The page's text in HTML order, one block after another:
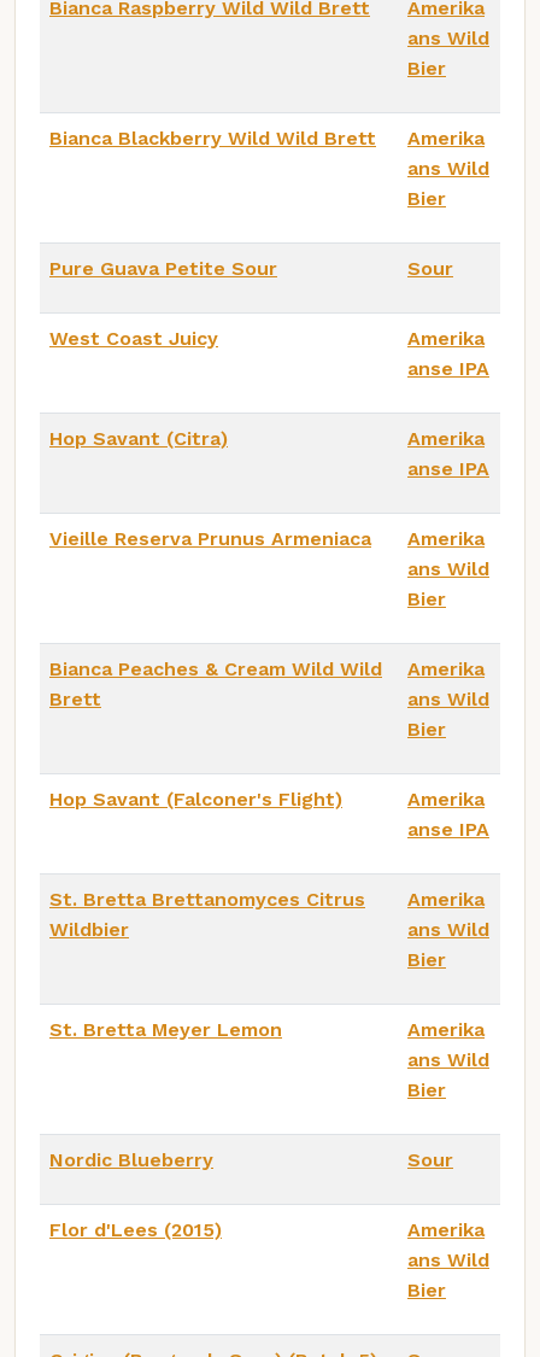
Bianca Raspberry Wild Wild Brett
Amerika
ans Wild
Bier
Bianca Blackberry Wild Wild Brett
Amerika
ans Wild
Bier
Pure Guava Petite Sour Sour
West Coast Juicy
Amerika
anse IPA
Hop Savant (Citra)
Amerika
anse IPA
Vieille Reserva Prunus Armeniaca
Amerika
ans Wild
Bier
Bianca Peaches & Cream Wild Wild
Brett
Amerika
ans Wild
Bier
Hop Savant (Falconer's Flight)
Amerika
anse IPA
St. Bretta Brettanomyces Citrus
Wildbier
Amerika
ans Wild
Bier
St. Bretta Meyer Lemon
Amerika
ans Wild
Bier
Nordic Blueberry Sour
Flor d'Lees (2015)
Amerika
ans Wild
Bier